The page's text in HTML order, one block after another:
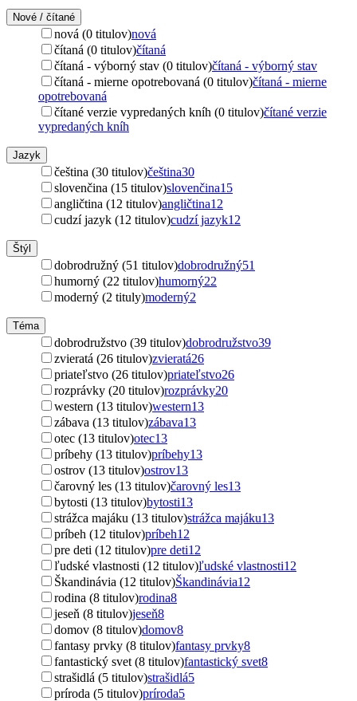
Nové / čítané
nová (0 titulov)nová
čítaná (0 titulov)čítaná
čítaná - výborný stav (0 titulov)čítaná - výborný stav
čítaná - mierne opotrebovaná (0 titulov)čítaná - mierne
opotrebovaná
čítané verzie vypredaných kníh (0 titulov)čítané verzie
vypredaných kníh
Jazyk
čeština (30 titulov)čeština30
slovenčina (15 titulov)slovenčina15
angličtina (12 titulov)angličtina12
cudzí jazyk (12 titulov)cudzí jazyk12
Štýl
dobrodružný (51 titulov)dobrodružný51
humorný (22 titulov)humorný22
moderný (2 tituly)moderný2
Téma
dobrodružstvo (39 titulov)dobrodružstvo39
zvieratá (26 titulov)zvieratá26
priateľstvo (26 titulov)priateľstvo26
rozprávky (20 titulov)rozprávky20
western (13 titulov)western13
zábava (13 titulov)zábava13
otec (13 titulov)otec13
príbehy (13 titulov)príbehy13
ostrov (13 titulov)ostrov13
čarovný les (13 titulov)čarovný les13
bytosti (13 titulov)bytosti13
strážca majáku (13 titulov)strážca majáku13
príbeh (12 titulov)príbeh12
pre deti (12 titulov)pre deti12
ľudské vlastnosti (12 titulov)ľudské vlastnosti12
Škandinávia (12 titulov)Škandinávia12
rodina (8 titulov)rodina8
jeseň (8 titulov)jeseň8
domov (8 titulov)domov8
fantasy prvky (8 titulov)fantasy prvky8
fantastický svet (8 titulov)fantastický svet8
strašidlá (5 titulov)strašidlá5
príroda (5 titulov)príroda5